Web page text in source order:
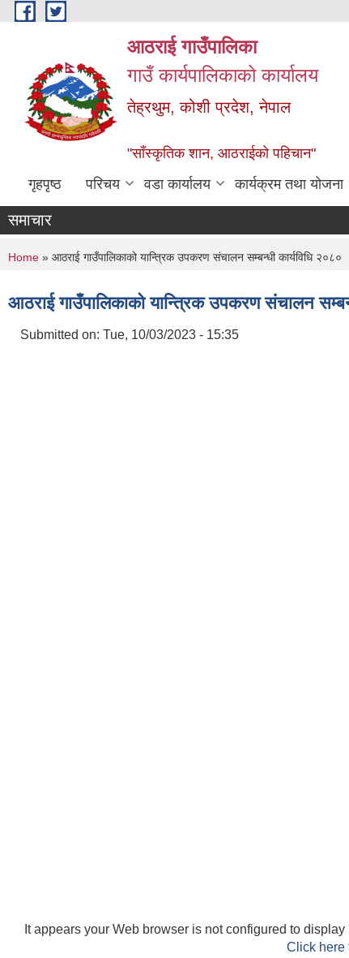
Skip to main content
आठराई गाउँपालिका
गाउँ कार्यपालिकाको कार्यालय
तेह्रथुम, कोशी प्रदेश, नेपाल
"साँस्कृतिक शान, आठराईको पहिचान"
गृहपृष्ठ परिचय वडा कार्यालय कार्यक्रम तथा योजना
समाचार
You are here
Home » आठराई गाउँपालिकाको यान्त्रिक उपकरण संचालन सम्बन्धी कार्यविधि २०८०
आठराई गाउँपालिकाको यान्त्रिक उपकरण संचालन
Submitted on: Tue, 10/03/2023 - 15:35
It appears your Web browser is not configured to display
Click here